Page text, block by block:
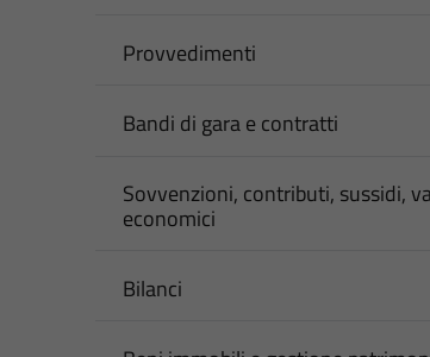
Provvedimenti
Bandi di gara e contratti
Sovvenzioni, contributi, sussidi,
economici
Bilanci